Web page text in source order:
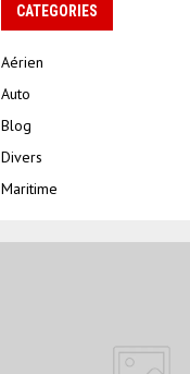
CATEGORIES
Aérien
Auto
Blog
Divers
Maritime